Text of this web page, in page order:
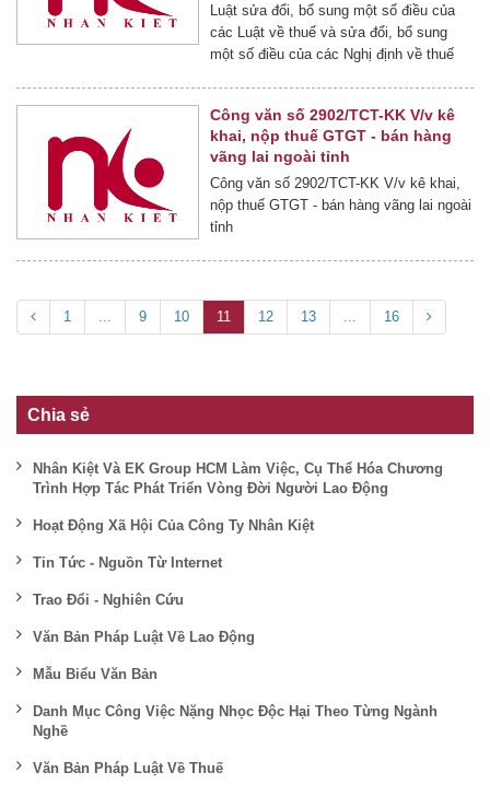
Luật sửa đổi, bổ sung một số điều của
các Luật về thuế và sửa đổi, bổ sung
một số điều của các Nghị định về thuế
Công văn số 2902/TCT-KK V/v kê
khai, nộp thuế GTGT - bán hàng
vãng lai ngoài tỉnh
Công văn số 2902/TCT-KK V/v kê khai,
nộp thuế GTGT - bán hàng vãng lai ngoài
tỉnh
1 ... 9 10 11 12 13 ... 16
Chia sẻ
Nhân Kiệt Và EK Group HCM Làm Việc, Cụ Thể Hóa Chương
Trình Hợp Tác Phát Triển Vòng Đời Người Lao Động
Hoạt Động Xã Hội Của Công Ty Nhân Kiệt
Tin Tức - Nguồn Từ Internet
Trao Đổi - Nghiên Cứu
Văn Bản Pháp Luật Về Lao Động
Mẫu Biểu Văn Bản
Danh Mục Công Việc Nặng Nhọc Độc Hại Theo Từng Ngành
Nghề
Văn Bản Pháp Luật Về Thuế